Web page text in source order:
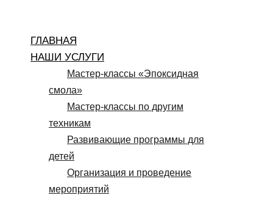
содержимому
ГЛАВНАЯ
НАШИ УСЛУГИ
Мастер-классы «Эпоксидная
смола»
Мастер-классы по другим
техникам
Развивающие программы для
детей
Организация и проведение
мероприятий